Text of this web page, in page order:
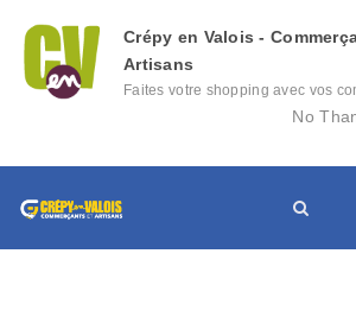
Crépy en Valois -
Artisans
Faites votre shopping avec vos
locaux depuis votre mobile,
messages avec eux, consultez le
No